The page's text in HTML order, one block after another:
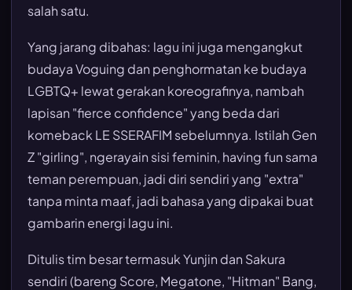
salah satu.
Yang jarang dibahas: lagu ini juga mengangkut
budaya Voguing dan penghormatan ke budaya
LGBTQ+ lewat gerakan koreografinya, nambah
lapisan "fierce confidence" yang beda dari
komeback LE SSERAFIM sebelumnya. Istilah Gen
Z "girling", ngerayain sisi feminin, having fun sama
teman perempuan, jadi diri sendiri yang "extra"
tanpa minta maaf, jadi bahasa yang dipakai buat
gambarin energi lagu ini.
Ditulis tim besar termasuk Yunjin dan Sakura
sendiri (bareng Score, Megatone, "Hitman" Bang,